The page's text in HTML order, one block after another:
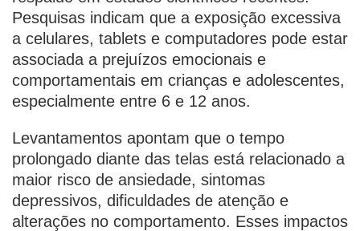
Pesquisas indicam que a exposição excessiva
a celulares, tablets e computadores pode estar
associada a prejuízos emocionais e
comportamentais em crianças e adolescentes,
especialmente entre 6 e 12 anos.
Levantamentos apontam que o tempo
prolongado diante das telas está relacionado a
maior risco de ansiedade, sintomas
depressivos, dificuldades de atenção e
alterações no comportamento. Esses impactos